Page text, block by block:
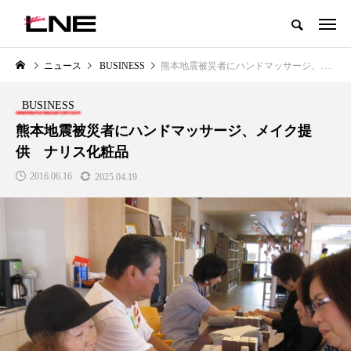
グローバルビューティ＆ヘルスケアビジネス誌
LIFESTYLE
SNSの「加工顔」と美容医療｜AI
がもたらす可能性とこれから
BUSINESS
GWI調査から読み解く2030年の
都市型スパ――身近なウェルネ
の次世代モデル
2026.08.06
ニュース BUSINESS 熊本地震被災者にハンドマッサージ、メイク提供 ナリス化粧品
BUSINESS
熊本地震被災者にハンドマッサージ、メイク提
供 ナリス化粧品
2016.06.16 2025.04.19